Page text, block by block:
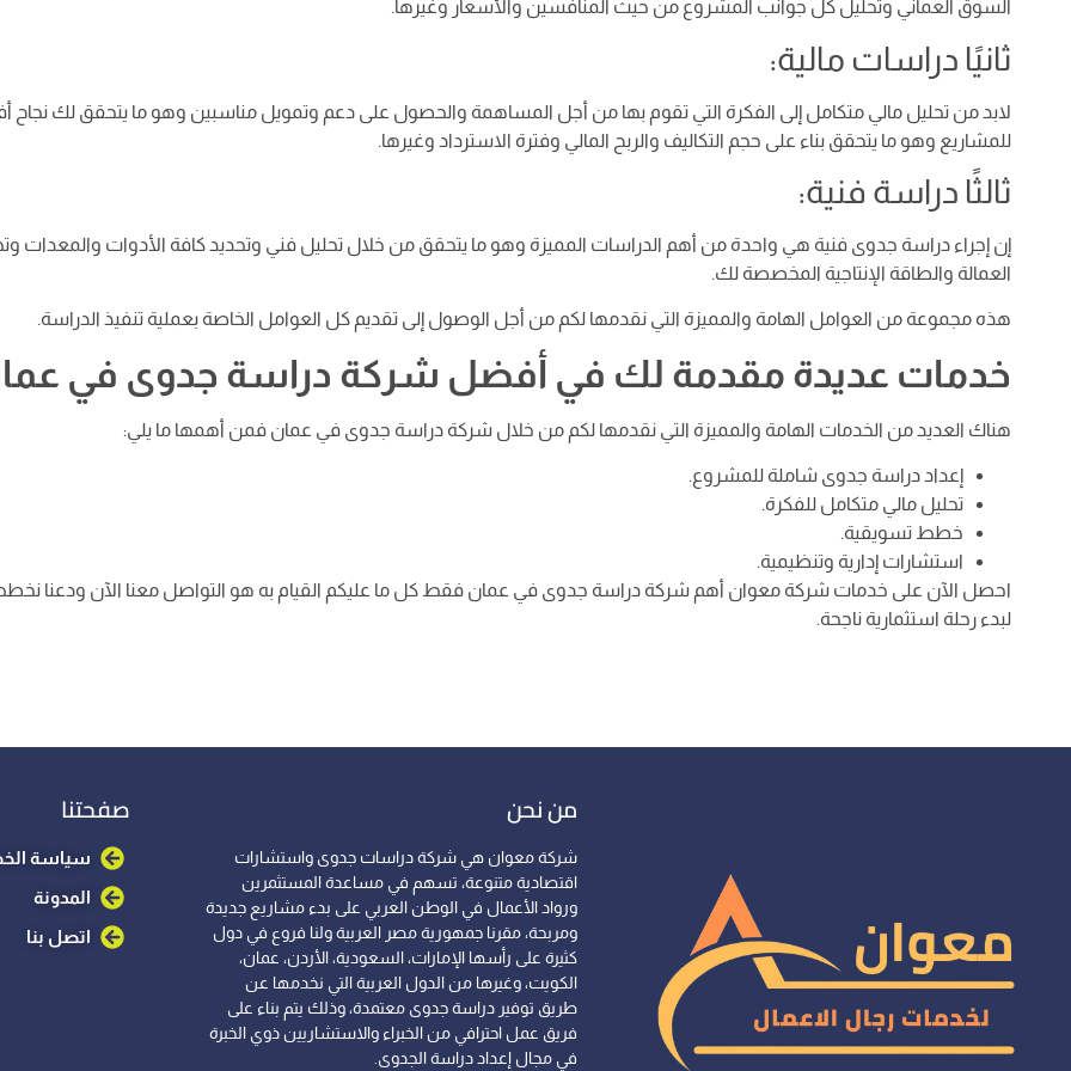
السوق العماني وتحليل كل جوانب المشروع من حيث المنافسين والأسعار وغيرها.
ثانيًا دراسات مالية:
لابد من تحليل مالي متكامل إلى الفكرة التي تقوم بها من أجل المساهمة والحصول على دعم وتمويل مناسبين وهو ما يتحقق لك نجاح
للمشاريع وهو ما يتحقق بناء على حجم التكاليف والربح المالي وفترة الاسترداد وغيرها.
ثالثًا دراسة فنية:
إن إجراء دراسة جدوى فنية هي واحدة من أهم الدراسات المميزة وهو ما يتحقق من خلال تحليل فني وتحديد كافة الأدوات والمعدات
العمالة والطاقة الإنتاجية المخصصة لك.
هذه مجموعة من العوامل الهامة والمميزة التي نقدمها لكم من أجل الوصول إلى تقديم كل العوامل الخاصة بعملية تنفيذ الدراسة.
خدمات عديدة مقدمة لك في أفضل شركة دراسة جدوى في
هناك العديد من الخدمات الهامة والمميزة التي نقدمها لكم من خلال شركة دراسة جدوى في عمان فمن أهمها ما يلي:
إعداد دراسة جدوى شاملة للمشروع.
تحليل مالي متكامل للفكرة.
خطط تسويقية.
استشارات إدارية وتنظيمية.
احصل الآن على خدمات شركة معوان أهم شركة دراسة جدوى في عمان فقط كل ما عليكم القيام به هو التواصل معنا الآن ودعنا
لبدء رحلة استثمارية ناجحة.
من نحن
شركة معوان هي شركة دراسات جدوى واستشارات
اقتصادية متنوعة، تسهم في مساعدة المستثمرين
ورواد الأعمال في الوطن العربي على بدء مشاريع جديدة
ومربحة، مقرنا جمهورية مصر العربية ولنا فروع في دول
كثيرة على رأسها الإمارات، السعودية، الأردن، عمان،
الكويت، وغيرها من الدول العربية التي نخدمها عن
طريق توفير دراسة جدوى معتمدة، وذلك يتم بناء على
فريق عمل احترافي من الخبراء والاستشاريين ذوي الخبرة
في مجال إعداد دراسة الجدوى.
صفحتنا
سياسة
المدونة
اتصل بنا